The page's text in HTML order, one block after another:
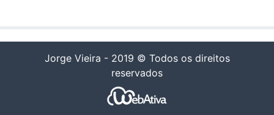
Jorge Vieira - 2019 © Todos os direitos
reservados